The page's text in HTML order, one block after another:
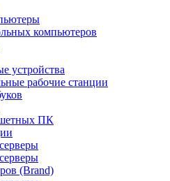
компьютеров
устройства
рабочие станции
ПК
(Brand)